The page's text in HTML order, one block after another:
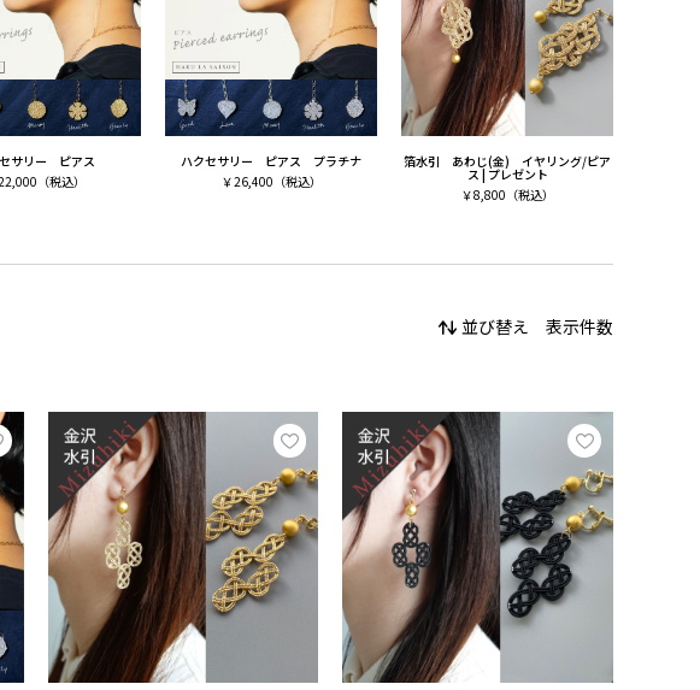
サリー ピアス
（税込）
ハクセサリー ピアス プラチナ
￥26,400 （税込）
箔水引 あわじ(金) イヤリング/ピア
ス | プレゼント
￥8,800 （税込）
並び替え 表示件数